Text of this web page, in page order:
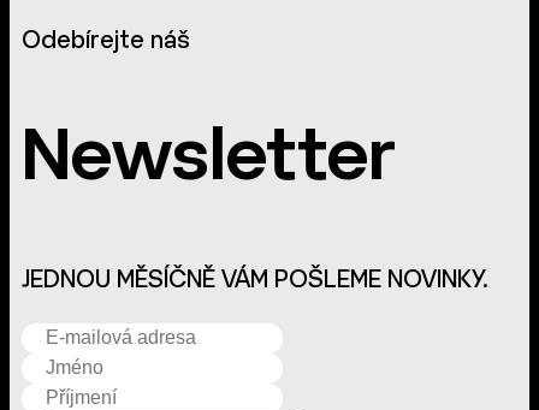
Odebírejte náš
Newsletter
JEDNOU MĚSÍČNĚ VÁM POŠLEME NOVINKY.